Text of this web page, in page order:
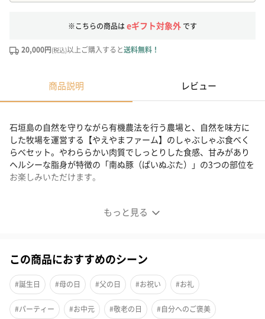
※こちらの商品はeギフト対象外 です
20,000円(税込)以上ご購入すると送料無料！
商品説明 レビュー
もっと見る
石垣島の自然を守りながら有機農法を行う農場と、自然を味方に
した牧場を運営する【やえやまファーム】のしゃぶしゃぶ食べく
らべセット。やわららかい肉質でしっとりした食感、甘みがあり
ヘルシーな脂身が特徴の「南ぬ豚（ぱいぬぶた）」の3つの部位を
お楽しみいただけます。
3つの部位を食べくらべできる嬉しいセット
やわららかい肉質でしっとりした食感、甘みがありヘルシーな脂
身が特徴の「南ぬ豚（ぱいぬぶた）」のしゃぶしゃぶ用セット。
部位ごとの味わいをお楽しみただけるよう、ロース、肩ロース、
バラをしゃぶしゃぶ用の食べくらべセットにしました。
この商品におすすめのシーン
#誕生日 #母の日 #父の日 #お祝い #お礼
#パーティー #お中元 #敬老の日 #自分へのご褒美